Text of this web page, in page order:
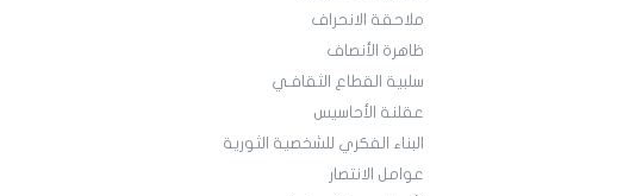
ملاحقة الانحراف
ظاهرة الأنصاف
سلبية القطاع الثقافـي
عقلنة الأحاسيس
البناء الفكري للشخصية الثورية
عوامل الانتصار